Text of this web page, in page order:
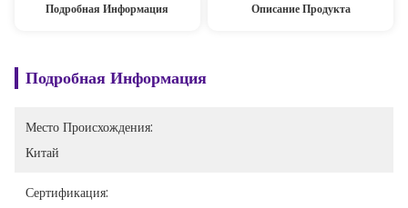
Подробная Информация Описание Продукта
Подробная Информация
Место Происхождения:
Китай
Сертификация: